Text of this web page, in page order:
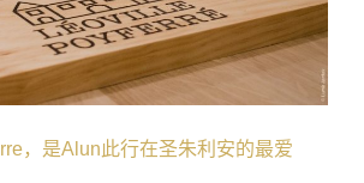
，是Alun此行在圣朱利安的最爱